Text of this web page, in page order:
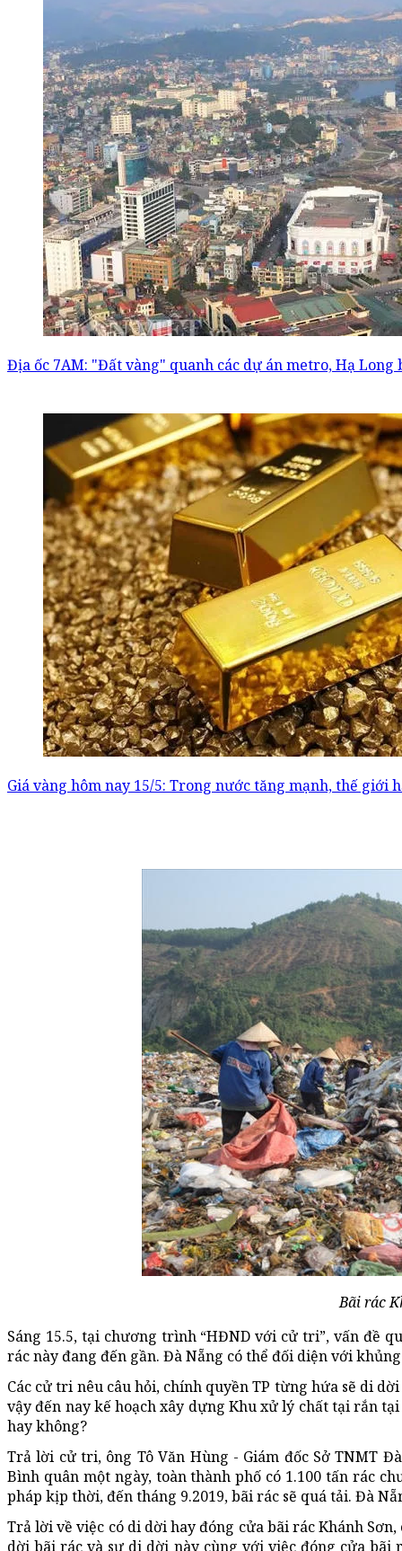
Địa ốc 7AM: "Đất vàng" quanh các dự án metro, Hạ
Giá vàng hôm nay 15/5: Trong nước tăng mạnh, thế giới
Bãi rác
Sáng 15.5, tại chương trình “HĐND với cử tri”, vấn đề
rác này đang đến gần. Đà Nẵng có thể đối diện với
Các cử tri nêu câu hỏi, chính quyền TP từng hứa sẽ di
vậy đến nay kế hoạch xây dựng Khu xử lý chất tại rắn
hay không?
Trả lời cử tri, ông Tô Văn Hùng - Giám đốc Sở TNMT
Bình quân một ngày, toàn thành phố có 1.100 tấn rác
pháp kịp thời, đến tháng 9.2019, bãi rác sẽ quá tải. Đà
Trả lời về việc có di dời hay đóng cửa bãi rác Khánh
dời bãi rác và sự di dời này cùng với việc đóng cửa